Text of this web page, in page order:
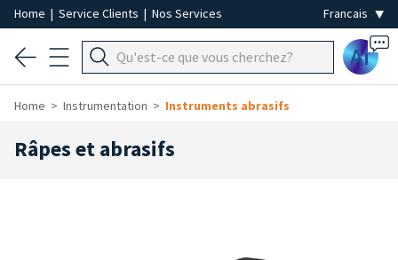
Home | Service Clients | Nos Services
Ai
Home Instrumentation Instruments abrasifs
Râpes et abrasifs